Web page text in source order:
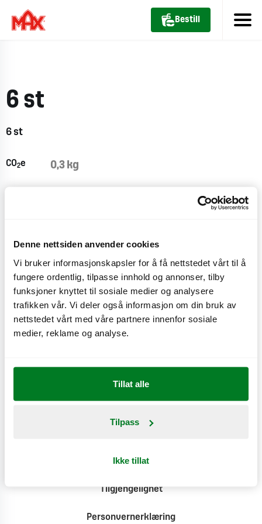
Denne nettsiden anvender cookies
Vi bruker informasjonskapsler for å få nettstedet vårt til å
fungere ordentlig, tilpasse innhold og annonser, tilby
funksjoner knyttet til sosiale medier og analysere
trafikken vår. Vi deler også informasjon om din bruk av
nettstedet vårt med våre partnere innenfor sosiale
medier, reklame og analyse.
Tillat alle
Tilpass
Ikke tillat
Bestill
6 st
6 st
CO2e 0,3 kg
Produktinformasjon
Klimat
Pressesenter
Tilgjengelighet
Personvernerklæring